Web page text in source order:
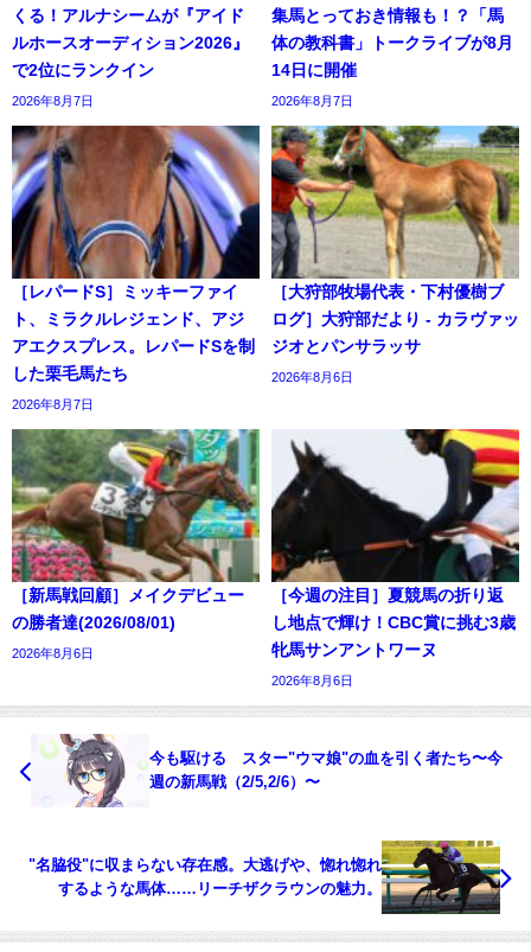
くる！アルナシームが『アイド
ルホースオーディション2026』
で2位にランクイン
2026年8月7日
集馬とっておき情報も！？「馬
体の教科書」トークライブが8月
14日に開催
2026年8月7日
［レパードS］ミッキーファイ
ト、ミラクルレジェンド、アジ
アエクスプレス。レパードSを制
した栗毛馬たち
2026年8月7日
［大狩部牧場代表・下村優樹ブ
ログ］大狩部だより - カラヴァッ
ジオとパンサラッサ
2026年8月6日
［新馬戦回顧］メイクデビュー
の勝者達(2026/08/01)
2026年8月6日
［今週の注目］夏競馬の折り返
し地点で輝け！CBC賞に挑む3歳
牝馬サンアントワーヌ
2026年8月6日
今も駆ける スター"ウマ娘"の血を引く者たち〜今
週の新馬戦（2/5,2/6）〜
"名脇役"に収まらない存在感。大逃げや、惚れ惚れ
するような馬体……リーチザクラウンの魅力。